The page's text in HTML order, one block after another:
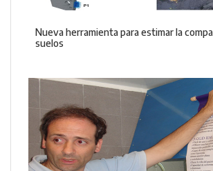
Nueva herramienta para estimar la
suelos